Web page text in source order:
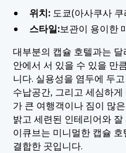
위치:도쿄(아사쿠사 쿠
스타일:보관이 용이한
대부분의 캡슐 호텔과는
안에서 서 있을 수 있을 만
니다. 실용성을 염두에 두
수납공간, 그리고 세심하
가 큰 여행객이나 짐이 많
밝고 세련된 인테리어와
이큐브는 미니멀한 캡슐
결합한 곳입니다.